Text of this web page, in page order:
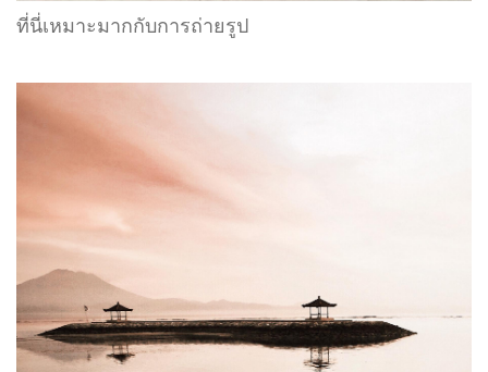
ที่นี่เหมาะมากกับการถ่ายรูป